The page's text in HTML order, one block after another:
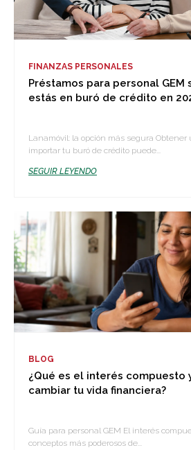
FINANZAS PERSONALES
Préstamos para personal GEM
estás en buró de crédito en
Lanamóvil: la opción más segura Obtener
importar tu buró de crédito puede...
SEGUIR LEYENDO
BLOG
¿Qué es el interés compuesto
cambiar tu vida financiera?
Guía para personal GEM El interés
conceptos más poderosos de...